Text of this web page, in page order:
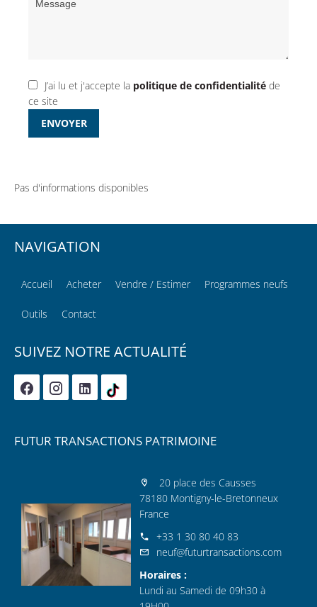
J’ai lu et j'accepte la politique de confidentialité de
ce site
ENVOYER
Pas d'informations disponibles
NAVIGATION
Accueil Acheter Vendre / Estimer Programmes neufs
Outils Contact
SUIVEZ NOTRE ACTUALITÉ
FUTUR TRANSACTIONS PATRIMOINE
20 place des Causses
78180 Montigny-le-Bretonneux
France
+33 1 30 80 40 83
neuf@futurtransactions.com
Horaires :
Lundi au Samedi de 09h30 à